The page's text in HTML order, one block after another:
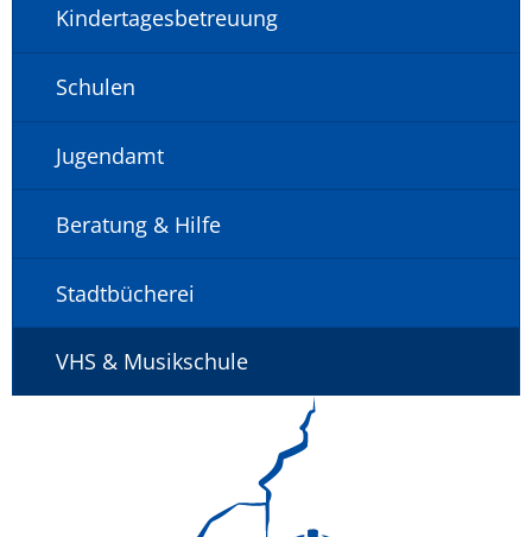
Kindertagesbetreuung
Schulen
Jugendamt
Beratung & Hilfe
Stadtbücherei
VHS & Musikschule